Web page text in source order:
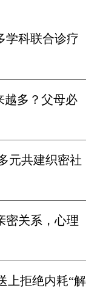
学科联合诊疗
越多？父母必
元共建织密社
密关系，心理
上拒绝内耗“解